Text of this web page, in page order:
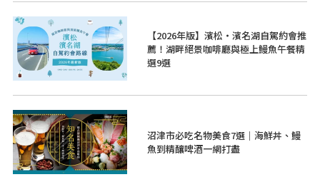
【2026年版】濱松・濱名湖自駕約會推
薦！湖畔絕景咖啡廳與極上鰻魚午餐精
選9選
沼津市必吃名物美食7選｜海鮮丼、鰻
魚到精釀啤酒一網打盡